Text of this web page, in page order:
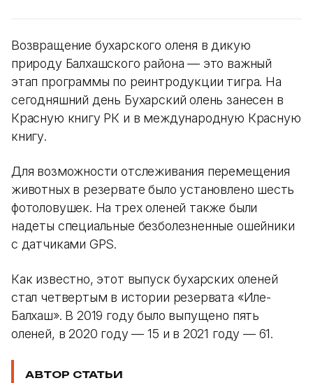
Возвращение бухарского оленя в дикую
природу Балхашского района — это важный
этап программы по реинтродукции тигра. На
сегодняшний день Бухарский олень занесен в
Красную книгу РК и в международную Красную
книгу.
Для возможности отслеживания перемещения
животных в резервате было установлено шесть
фотоловушек. На трех оленей также были
надеты специальные безболезненные ошейники
с датчиками GPS.
Как известно, этот выпуск бухарских оленей
стал четвертым в истории резервата «Иле-
Балхаш». В 2019 году было выпущено пять
оленей, в 2020 году — 15 и в 2021 году — 61.
АВТОР СТАТЬИ